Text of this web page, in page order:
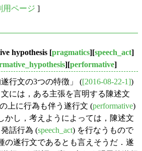
用ページ ]
hypothesis [pragmatics][speech_act]
][performative]
行文の3つの特徴」 ([2016-08-22-1])
には，ある主張を言明する陳述文
上に行為も伴う遂行文 (performative)
かし，考えようによっては，陳述文
話行為 (speech_act) を行なうもので
の遂行文であるとも言えそうだ．遂